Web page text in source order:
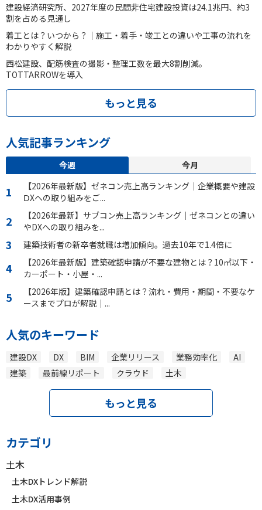
建設経済研究所、2027年度の民間非住宅建設投資は24.1兆円、約3
割を占める見通し
着工とは？いつから？｜施工・着手・竣工との違いや工事の流れを
わかりやすく解説
西松建設、配筋検査の撮影・整理工数を最大8割削減。
TOTTARROWを導入
もっと見る
人気記事ランキング
今週
今月
【2026年最新版】ゼネコン売上高ランキング｜企業概要や建設
ⅮXへの取り組みをご...
【2026年最新】サブコン売上高ランキング｜ゼネコンとの違い
やDXへの取り組みを...
建築技術者の新卒者就職は増加傾向。過去10年で1.4倍に
【2026年最新版】建築確認申請が不要な建物とは？10㎡以下・
カーポート・小屋・...
【2026年版】建築確認申請とは？流れ・費用・期間・不要なケ
ースまでプロが解説｜...
人気のキーワード
建設DX DX BIM 企業リリース 業務効率化
AI
建築
最前線リポート クラウド 土木
もっと見る
カテゴリ
土木
土木DXトレンド解説
土木DX活用事例